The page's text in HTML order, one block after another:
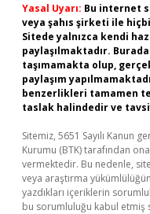
Yasal Uyarı: Bu internet
veya şahıs şirketi ile
Sitede yalnızca kendi
paylaşılmaktadır.
taşımamakta olup,
paylaşım
benzerlikleri tamamen
taslak halindedir ve
Sitemiz, 5651 Sayılı Kanun
Kurumu (BTK) tarafından
vermektedir. Bu nedenle,
veya araştırma
yazdıkları içeriklerin
bu sorumluluğu kabul etmiş